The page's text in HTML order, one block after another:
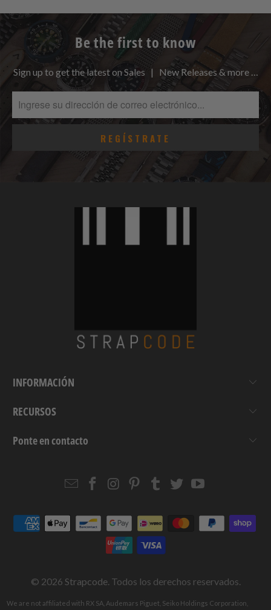
Be the first to know
Sign up to get the latest on Sales | New Releases & more …
INFORMACIÓN
RECURSOS
Ponte en contacto
EmailStrapcode
Facebook
Strapcode
Instagram
Strapcode
Pinterest
Strapcode
Tumblr
Strapcode
TwitterYouTube
© 2026 Strapcode. Todos los derechos reservados.
We are not affiliated with RX SA, Audemars Piguet, Seiko Holdings Corporation,